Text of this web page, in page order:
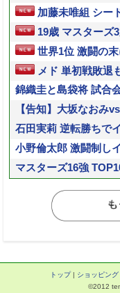
加藤未唯組 シー
19歳 マスターズ
世界1位 激闘の
メド 単初戦敗退
錦織圭と島袋将 試合
【告知】大坂なおみ
石田実莉 逆転勝ちで
小野倫太郎 激闘制し
マスターズ16強
トップ| ショッピング
©2012